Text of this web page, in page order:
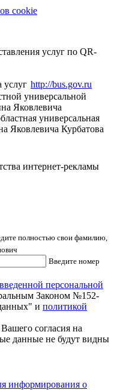
cookie
услуг по QR-
http://bus.gov.ru
универсальной
Яковлевича
универсальная
Яковлевича Курбатова
интернет-рекламы
полностью свои фамилию,
Введите номер
персональной
Законом №152-
и политикой
согласия на
данные не будут видны